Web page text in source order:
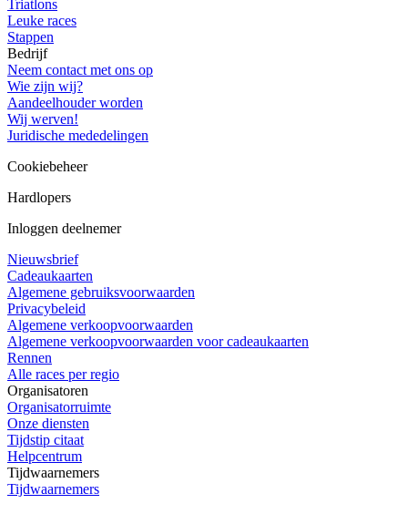
Triatlons
Leuke races
Stappen
Bedrijf
Neem contact met ons op
Wie zijn wij?
Aandeelhouder worden
Wij werven!
Juridische mededelingen
Cookiebeheer
Hardlopers
Inloggen deelnemer
Nieuwsbrief
Cadeaukaarten
Algemene gebruiksvoorwaarden
Privacybeleid
Algemene verkoopvoorwaarden
Algemene verkoopvoorwaarden voor cadeaukaarten
Rennen
Alle races per regio
Organisatoren
Organisatorruimte
Onze diensten
Tijdstip citaat
Helpcentrum
Tijdwaarnemers
Tijdwaarnemers